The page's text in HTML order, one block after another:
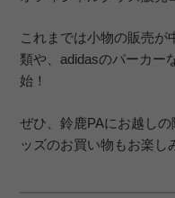
これまでは小物の販売が
類や、adidasのパーカー
始！
ぜひ、鈴鹿PAにお越し
ッズのお買い物もお楽し